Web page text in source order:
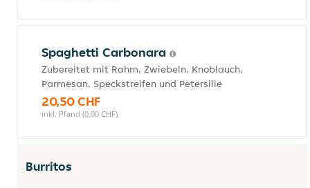
Spaghetti Carbonara
Zubereitet mit Rahm, Zwiebeln, Knoblauch,
Parmesan, Speckstreifen und Petersilie
20,50 CHF
inkl. Pfand (0,00 CHF)
Burritos